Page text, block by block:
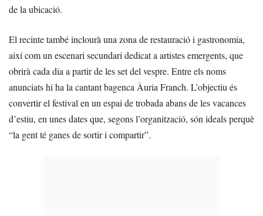
de la ubicació.
El recinte també inclourà una zona de restauració i gastronomia,
així com un escenari secundari dedicat a artistes emergents, que
obrirà cada dia a partir de les set del vespre. Entre els noms
anunciats hi ha la cantant bagenca Àuria Franch. L’objectiu és
convertir el festival en un espai de trobada abans de les vacances
d’estiu, en unes dates que, segons l’organització, són ideals perquè
“la gent té ganes de sortir i compartir”.